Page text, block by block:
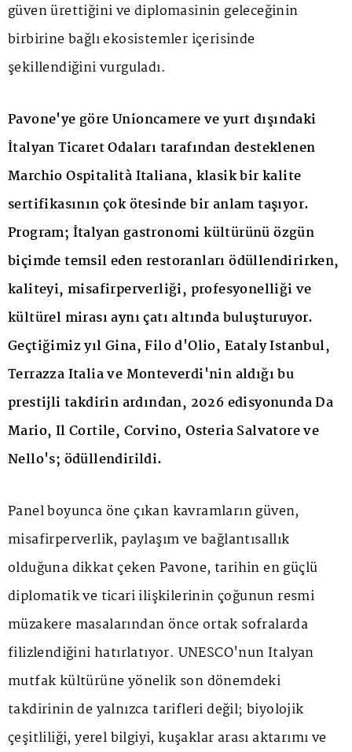
güven ürettiğini ve diplomasinin geleceğinin
birbirine bağlı ekosistemler içerisinde
şekillendiğini vurguladı.
Pavone'ye göre Unioncamere ve yurt dışındaki
İtalyan Ticaret Odaları tarafından desteklenen
Marchio Ospitalità Italiana, klasik bir kalite
sertifikasının çok ötesinde bir anlam taşıyor.
Program; İtalyan gastronomi kültürünü özgün
biçimde temsil eden restoranları ödüllendirirken,
kaliteyi, misafirperverliği, profesyonelliği ve
kültürel mirası aynı çatı altında buluşturuyor.
Geçtiğimiz yıl Gina, Filo d'Olio, Eataly Istanbul,
Terrazza Italia ve Monteverdi'nin aldığı bu
prestijli takdirin ardından, 2026 edisyonunda Da
Mario, Il Cortile, Corvino, Osteria Salvatore ve
Nello's; ödüllendirildi.
Panel boyunca öne çıkan kavramların güven,
misafirperverlik, paylaşım ve bağlantısallık
olduğuna dikkat çeken Pavone, tarihin en güçlü
diplomatik ve ticari ilişkilerinin çoğunun resmi
müzakere masalarından önce ortak sofralarda
filizlendiğini hatırlatıyor. UNESCO'nun İtalyan
mutfak kültürüne yönelik son dönemdeki
takdirinin de yalnızca tarifleri değil; biyolojik
çeşitliliği, yerel bilgiyi, kuşaklar arası aktarımı ve